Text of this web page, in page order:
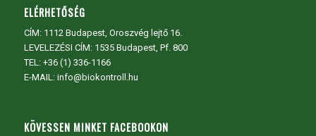
ELÉRHETŐSÉG
CÍM: 1112 Budapest, Oroszvég lejtő 16.
LEVELEZÉSI CÍM: 1535 Budapest, Pf. 800
TEL: +36 (1) 336-1166
E-MAIL: info@biokontroll.hu
KÖVESSEN MINKET FACEBOOKON